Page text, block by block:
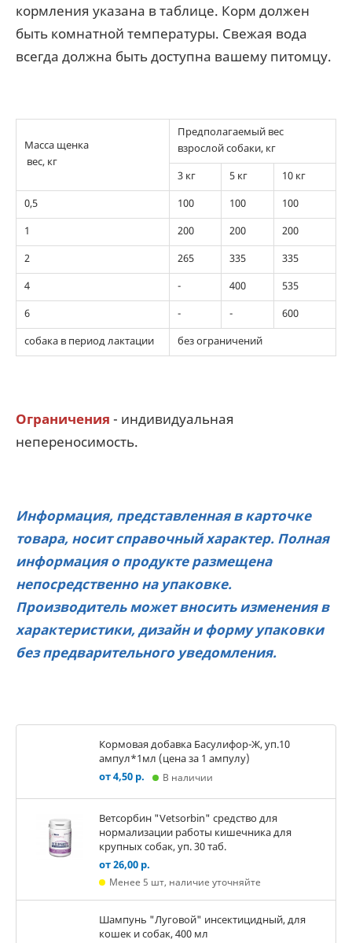
кормления указана в таблице. Корм должен
быть комнатной температуры. Свежая вода
всегда должна быть доступна вашему питомцу.
Масса щенка
вес, кг
Предполагаемый вес
взрослой собаки, кг
3 кг
5 кг
10 кг
0,5
100 100
100
1
200 200
200
2
265 335
335
4
- 400
535
6
- -
600
собака в период лактации
без ограничений
Ограничения - индивидуальная
непереносимость.
Информация, представленная в карточке
товара, носит справочный характер. Полная
информация о продукте размещена
непосредственно на упаковке.
Производитель может вносить изменения в
характеристики, дизайн и форму упаковки
без предварительного уведомления.
Кормовая добавка Басулифор-Ж, уп.10
ампул*1мл (цена за 1 ампулу)
от 4,50 р.
В наличии
Ветсорбин "Vetsorbin" средство для
нормализации работы кишечника для
крупных собак, уп. 30 таб.
от 26,00 р.
Менее 5 шт, наличие уточняйте
Шампунь "Луговой" инсектицидный, для
кошек и собак, 400 мл